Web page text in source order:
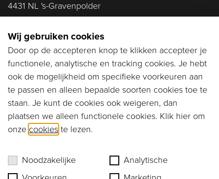
4431 NL 's-Gravenpolder
Ga naar...
Bestellen
Diensten
Assortiment
Ons verhaal
Wij gebruiken cookies
Door op de accepteren knop te klikken accepteer je
functionele, analytische en tracking cookies. Je hebt
ook de mogelijkheid om specifieke voorkeuren aan
te passen en alleen bepaalde soorten cookies toe te
staan. Je kunt de cookies ook weigeren, dan
plaatsen we alleen functionele cookies. Klik hier om
onze cookies te lezen.
Noodzakelijke
Analytische